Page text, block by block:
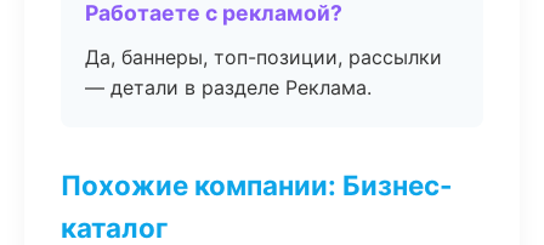
Работаете с рекламой?
Да, баннеры, топ-позиции, рассылки
— детали в разделе Реклама.
Похожие компании: Бизнес-
каталог